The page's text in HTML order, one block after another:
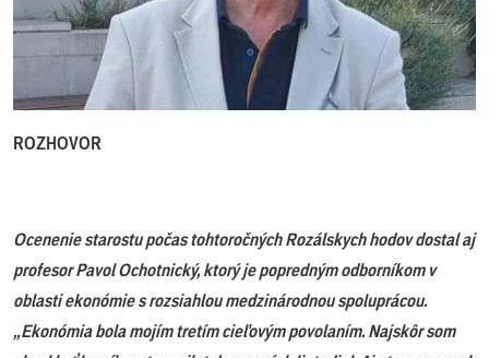
ROZHOVOR
Ocenenie starostu počas tohtoročných Rozálskych hodov dostal aj
profesor Pavol Ochotnický, ktorý je popredným odborníkom v
oblasti ekonómie s rozsiahlou medzinárodnou spoluprácou.
„Ekonómia bola mojím tretím cieľovým povolaním. Najskôr som